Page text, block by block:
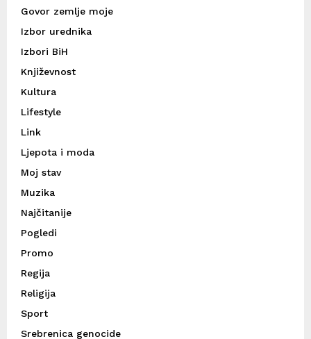
Govor zemlje moje
Izbor urednika
Izbori BiH
Književnost
Kultura
Lifestyle
Link
Ljepota i moda
Moj stav
Muzika
Najčitanije
Pogledi
Promo
Regija
Religija
Sport
Srebrenica genocide